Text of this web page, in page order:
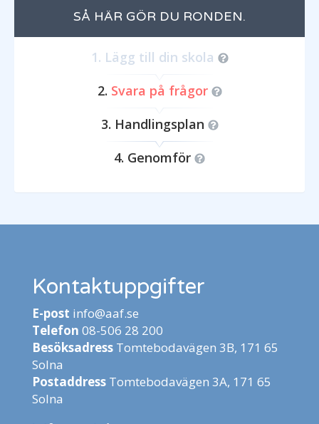
SÅ HÄR GÖR DU RONDEN.
Lägg till din skola
Svara på frågor
Handlingsplan
Genomför
Kontaktuppgifter
E-post info@aaf.se
Telefon 08-506 28 200
Besöksadress Tomtebodavägen 3B, 171 65
Solna
Postaddress Tomtebodavägen 3A, 171 65
Solna